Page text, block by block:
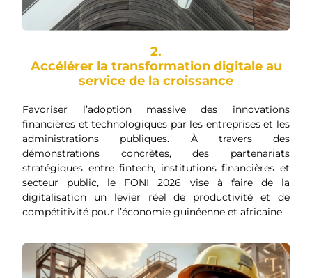
2.
Accélérer la transformation digitale au
service de la croissance
Favoriser l’adoption massive des innovations
financières et technologiques par les entreprises et les
administrations publiques. À travers des
démonstrations concrètes, des partenariats
stratégiques entre fintech, institutions financières et
secteur public, le FONI 2026 vise à faire de la
digitalisation un levier réel de productivité et de
compétitivité pour l’économie guinéenne et africaine.